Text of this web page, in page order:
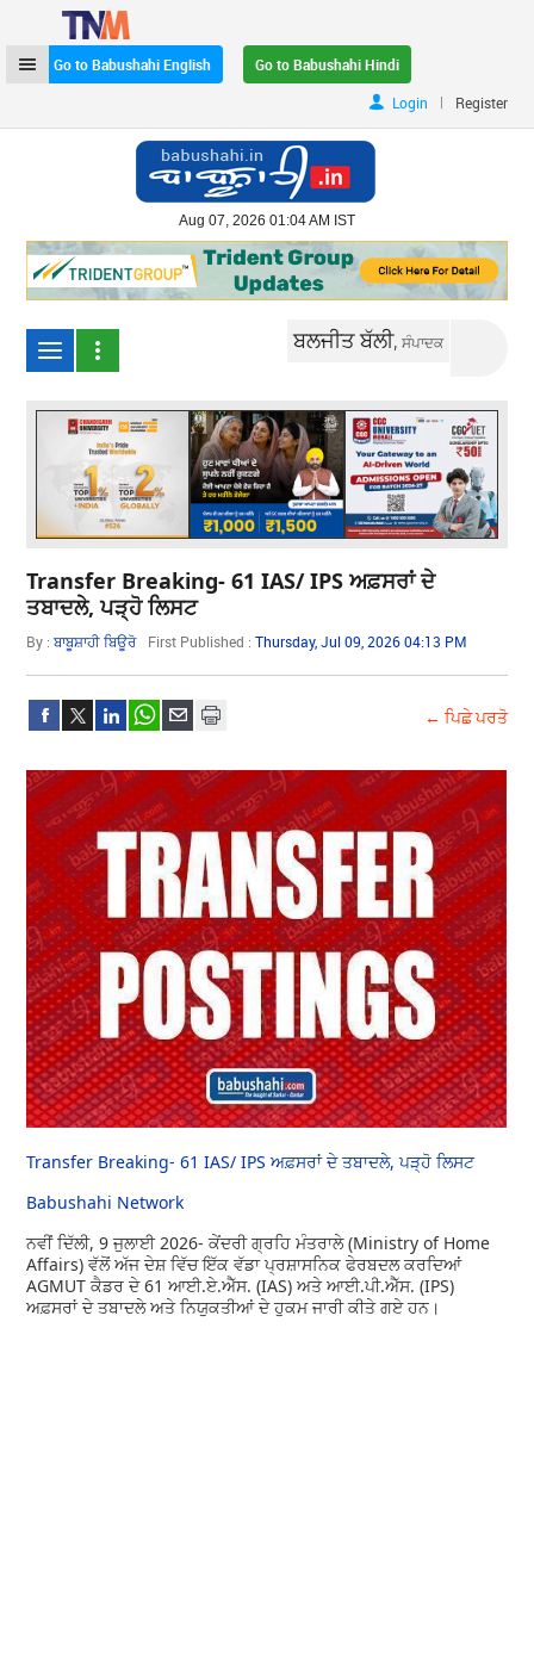
Go to Babushahi English
Go to Babushahi Hindi
Login
| Register
Aug 07, 2026 01:04 AM IST
ਬਲਜੀਤ ਬੱਲੀ,ਸੰਪਾਦਕ
Transfer Breaking- 61 IAS/ IPS ਅਫ਼ਸਰਾਂ ਦੇ
ਤਬਾਦਲੇ, ਪੜ੍ਹੋ ਲਿਸਟ
By :ਬਾਬੂਸ਼ਾਹੀ ਬਿਊਰੋ First Published :Thursday, Jul 09, 2026 04:13 PM
← ਪਿਛੇ ਪਰਤੋ
Transfer Breaking- 61 IAS/ IPS ਅਫ਼ਸਰਾਂ ਦੇ ਤਬਾਦਲੇ, ਪੜ੍ਹੋ ਲਿਸਟ
Babushahi Network
ਨਵੀਂ ਦਿੱਲੀ, 9 ਜੁਲਾਈ 2026- ਕੇਂਦਰੀ ਗ੍ਰਹਿ ਮੰਤਰਾਲੇ (Ministry of Home
Affairs) ਵੱਲੋਂ ਅੱਜ ਦੇਸ਼ ਵਿੱਚ ਇੱਕ ਵੱਡਾ ਪ੍ਰਸ਼ਾਸਨਿਕ ਫੇਰਬਦਲ ਕਰਦਿਆਂ
AGMUT ਕੈਡਰ ਦੇ 61 ਆਈ.ਏ.ਐੱਸ. (IAS) ਅਤੇ ਆਈ.ਪੀ.ਐੱਸ. (IPS)
ਅਫ਼ਸਰਾਂ ਦੇ ਤਬਾਦਲੇ ਅਤੇ ਨਿਯੁਕਤੀਆਂ ਦੇ ਹੁਕਮ ਜਾਰੀ ਕੀਤੇ ਗਏ ਹਨ।